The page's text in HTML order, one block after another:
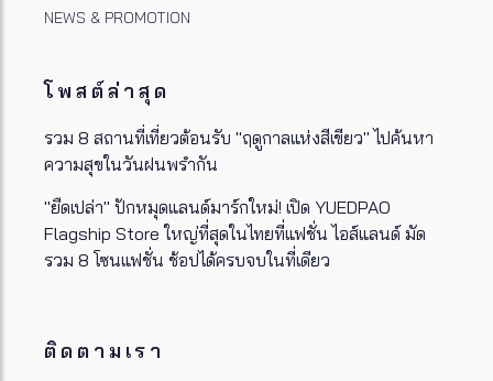
NEWS & PROMOTION
โพสต์ล่าสุด
รวม 8 สถานที่เที่ยวต้อนรับ "ฤดูกาลแห่งสีเขียว" ไปค้นหา
ความสุขในวันฝนพรำกัน
"ยืดเปล่า" ปักหมุดแลนด์มาร์กใหม่! เปิด YUEDPAO
Flagship Store ใหญ่ที่สุดในไทยที่แฟชั่น ไอส์แลนด์ มัด
รวม 8 โซนแฟชั่น ช้อปได้ครบจบในที่เดียว
ติดตามเรา